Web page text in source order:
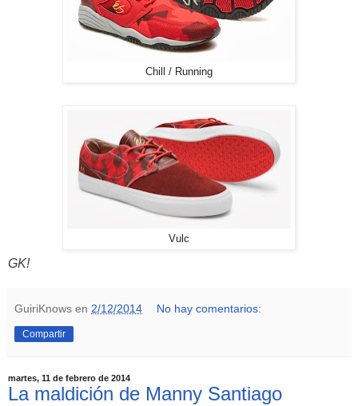
Chill / Running
Vulc
GK!
GuiriKnows en 2/12/2014 No hay comentarios:
Compartir
martes, 11 de febrero de 2014
La maldición de Manny Santiago